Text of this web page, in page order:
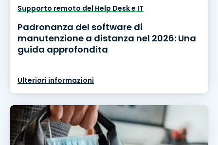
Supporto remoto del Help Desk e IT
Padronanza del software di
manutenzione a distanza nel 2026: Una
guida approfondita
Ulteriori informazioni